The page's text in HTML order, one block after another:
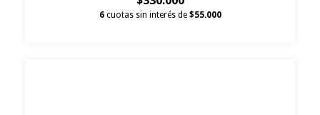
6 cuotas sin interés de $55.000